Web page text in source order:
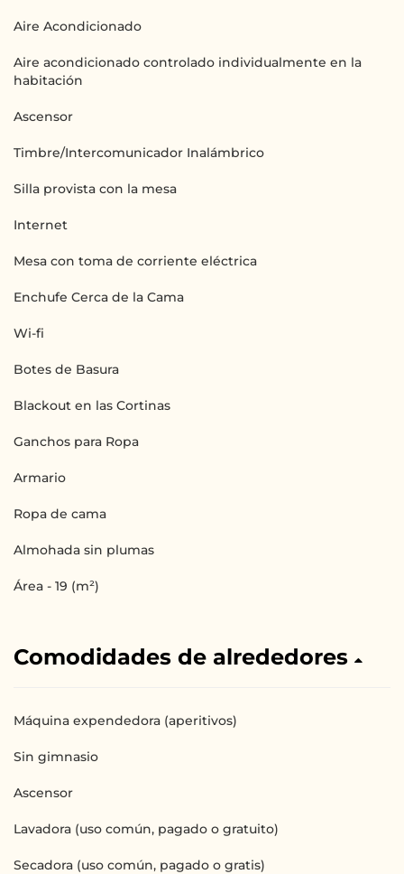
Aire Acondicionado
Aire acondicionado controlado individualmente en la
habitación
Ascensor
Timbre/Intercomunicador Inalámbrico
Silla provista con la mesa
Internet
Mesa con toma de corriente eléctrica
Enchufe Cerca de la Cama
Wi-fi
Botes de Basura
Blackout en las Cortinas
Ganchos para Ropa
Armario
Ropa de cama
Almohada sin plumas
Área - 19 (m²)
Comodidades de alrededores
Máquina expendedora (aperitivos)
Sin gimnasio
Ascensor
Lavadora (uso común, pagado o gratuito)
Secadora (uso común, pagado o gratis)